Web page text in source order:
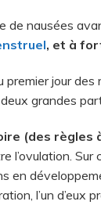
de nausées
, et à
premier jour
grandes
(des règles
l’ovulation. Sur
en
l’un d’eux